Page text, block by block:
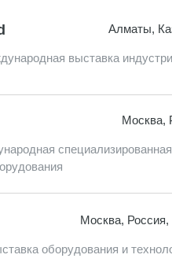
Алматы,
выставка
Москва,
специализированная
Москва, Россия,
оборудования и